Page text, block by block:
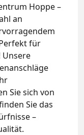
Hoppe –
an
für
Sie sich von
Sie das
–